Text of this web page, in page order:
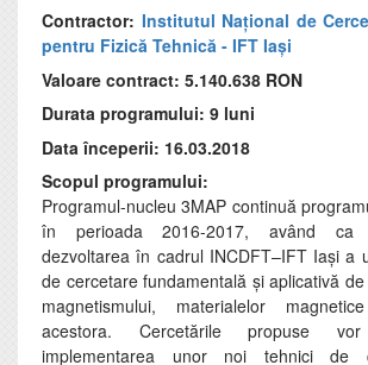
Contractor: Institutul Național de
pentru Fizică Tehnică - IFT Iași
Valoare contract: 5.140.638 RON
Durata programului: 9 luni
Data începerii: 16.03.2018
Scopul programului:
Programul-nucleu 3MAP continuă
în perioada 2016-2017, având ca
dezvoltarea în cadrul INCDFT–IFT Iași a
de cercetare fundamentală și aplicativă
magnetismului, materialelor
acestora. Cercetările propuse
implementarea unor noi tehnici de